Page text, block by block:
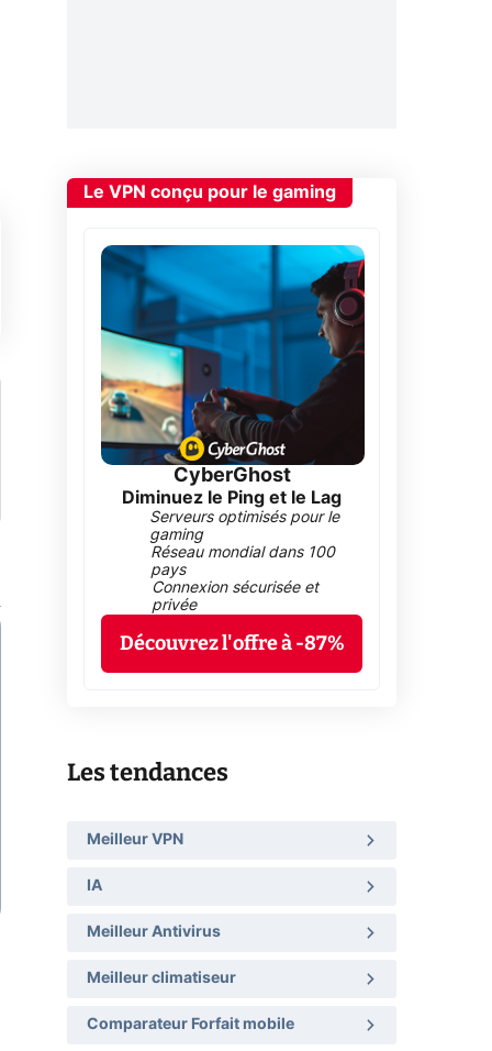
Le VPN conçu pour le gaming
CyberGhost
Diminuez le Ping et le Lag
Serveurs optimisés pour le
gaming
Réseau mondial dans 100
pays
Connexion sécurisée et
privée
Découvrez l'offre à -87%
Les tendances
Meilleur VPN
IA
Meilleur Antivirus
Meilleur climatiseur
Comparateur Forfait mobile